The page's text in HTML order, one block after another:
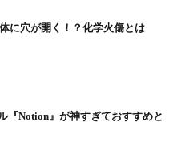
に穴が開く！？化学火傷とは
『Notion』が神すぎておすすめと